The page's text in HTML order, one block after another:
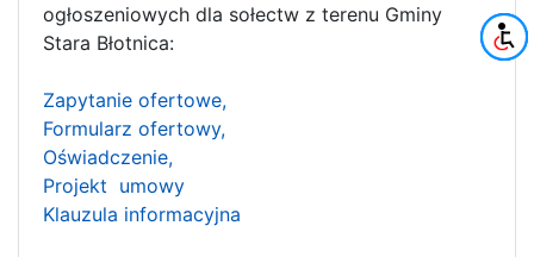
ogłoszeniowych dla sołectw z terenu Gminy
Stara Błotnica:
Zapytanie ofertowe,
Formularz ofertowy,
Oświadczenie,
Projekt umowy
Klauzula informacyjna